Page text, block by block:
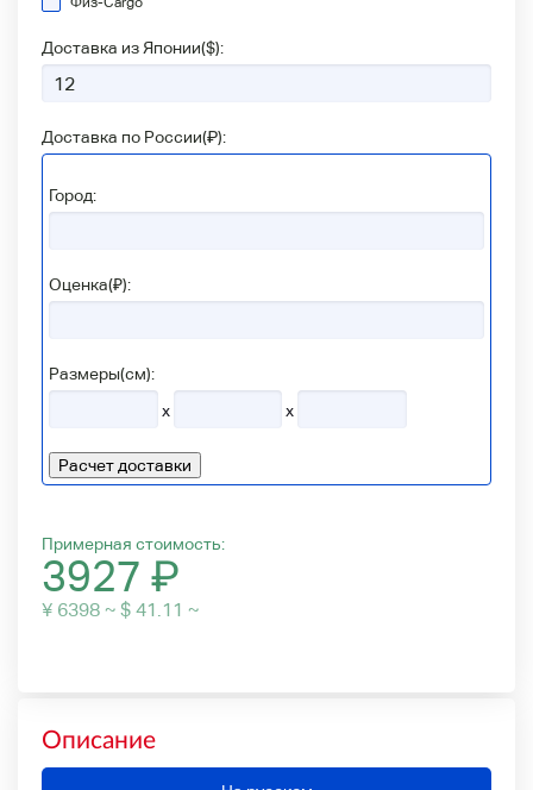
Доставка из Японии($):
Доставка по России(₽):
Город:
Оценка(₽):
Размеры(см):
x
x
Расчет доставки
Примерная стоимость:
3927 ₽
¥ 6398 ~ $ 41.11 ~
Описание